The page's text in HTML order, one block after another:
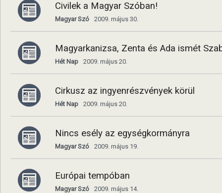
Civilek a Magyar Szóban!
Magyar Szó 2009. május 30.
Magyarkanizsa, Zenta és Ada ismét
Hét Nap 2009. május 20.
Cirkusz az ingyenrészvények körül
Hét Nap 2009. május 20.
Nincs esély az egységkormányra
Magyar Szó 2009. május 19.
Európai tempóban
Magyar Szó 2009. május 14.